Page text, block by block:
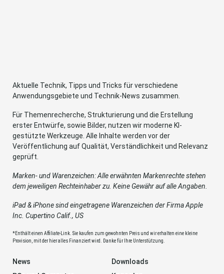
Aktuelle Technik, Tipps und Tricks für verschiedene
Anwendungsgebiete und Technik-News zusammen.
Für Themenrecherche, Strukturierung und die Erstellung
erster Entwürfe, sowie Bilder, nutzen wir moderne KI-
gestützte Werkzeuge. Alle Inhalte werden vor der
Veröffentlichung auf Qualität, Verständlichkeit und Relevanz
geprüft.
Marken- und Warenzeichen: Alle erwähnten Markenrechte stehen
dem jeweiligen Rechteinhaber zu. Keine Gewähr auf alle Angaben.
iPad & iPhone sind eingetragene Warenzeichen der Firma Apple
Inc. Cupertino Calif., US
*Enthält einen Affiliate-Link. Sie kaufen zum gewohnten Preis und wir erhalten eine kleine
Provision, mit der hier alles Finanziert wird. Danke für Ihre Unterstützung.
News
Downloads